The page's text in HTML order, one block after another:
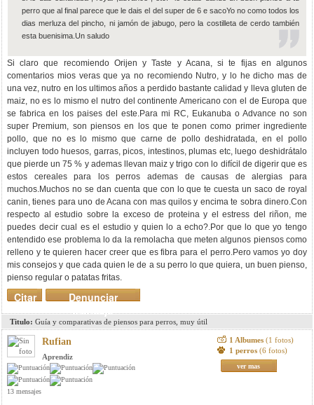
perro que al final parece que le dais el del super de 6 e sacoYo no como todos los
dias merluza del pincho, ni jamón de jabugo, pero la costilleta de cerdo también
esta buenisima.Un saludo
Si claro que recomiendo Orijen y Taste y Acana, si te fijas en algunos
comentarios mios veras que ya no recomiendo Nutro, y lo he dicho mas de
una vez, nutro en los ultimos años a perdido bastante calidad y lleva gluten de
maiz, no es lo mismo el nutro del continente Americano con el de Europa que
se fabrica en los paises del este.Para mi RC, Eukanuba o Advance no son
super Premium, son piensos en los que te ponen como primer ingrediente
pollo, que no es lo mismo que carne de pollo deshidratada, en el pollo
incluyen todo huesos, garras, picos, intestinos, plumas etc, luego deshidrátalo
que pierde un 75 % y ademas llevan maiz y trigo con lo difícil de digerir que es
estos cereales para los perros ademas de causas de alergias para
muchos.Muchos no se dan cuenta que con lo que te cuesta un saco de royal
canin, tienes para uno de Acana con mas quilos y encima te sobra dinero.Con
respecto al estudio sobre la exceso de proteina y el estress del riñon, me
puedes decir cual es el estudio y quien lo a echo?.Por que lo que yo tengo
entendido ese problema lo da la remolacha que meten algunos piensos como
relleno y te quieren hacer creer que es fibra para el perro.Pero vamos yo doy
mis consejos y que cada quien le de a su perro lo que quiera, un buen pienso,
pienso regular o patatas fritas.
Denunciar
mensaje
Citar
Titulo: Guía y comparativas de piensos para perros, muy útil
Rufian
Aprendiz
13 mensajes
1 Albumes (1 fotos)
1 perros (6 fotos)
ver mas